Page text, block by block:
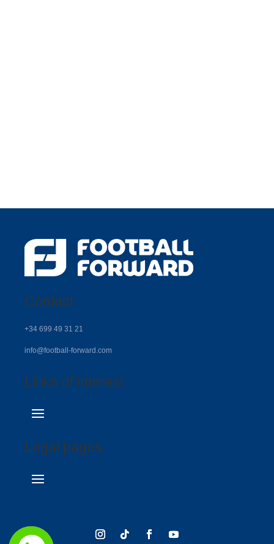
Contact
+34 699 49 31 21
info@football-forward.com
Links of interest
Legal pages